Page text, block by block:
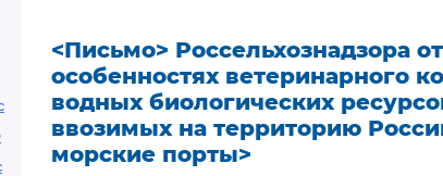
<Письмо> Россельхознадзора
особенностях ветеринарного
водных биологических
ввозимых на территорию
морские порты>